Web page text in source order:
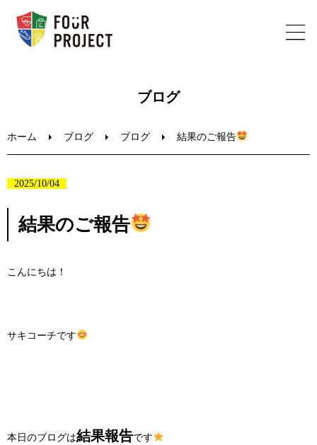
ブログ
ホーム ブログ ブログ 結果のご報告
2025/10/04
結果のご報告
こんにちは！
サキコーチです
本日のブログは結果報告です